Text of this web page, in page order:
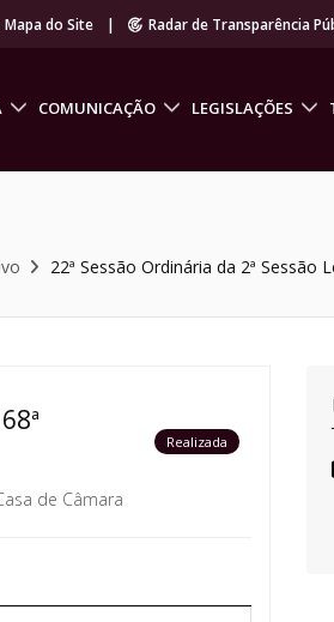
Mapa do Site | Radar de Transparência
COMUNICAÇÃO LEGISLAÇÕES
22ª Sessão Ordinária da 2ª Sessão
Realizada
de Câmara